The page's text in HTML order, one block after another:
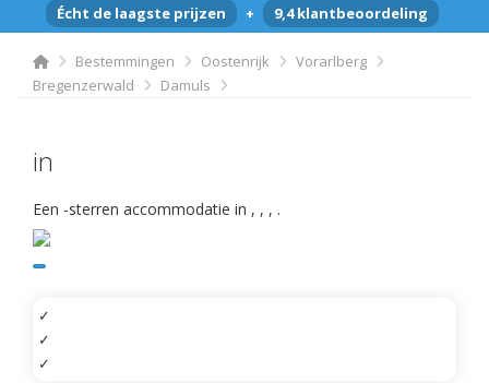
Écht de laagste prijzen + 9,4 klantbeoordeling
Bestemmingen Oostenrijk
Vorarlberg
Bregenzerwald
Damuls
in
Een -sterren accommodatie in , , , .
✓
✓
✓